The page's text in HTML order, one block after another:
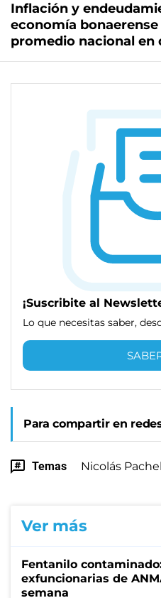
Inflación y
economía
promedio nacional en
¡Suscribite al
Lo que necesitas saber,
Para compartir en
Temas Nicolás
Ver más
Fentanilo
exfuncionarias de
semana